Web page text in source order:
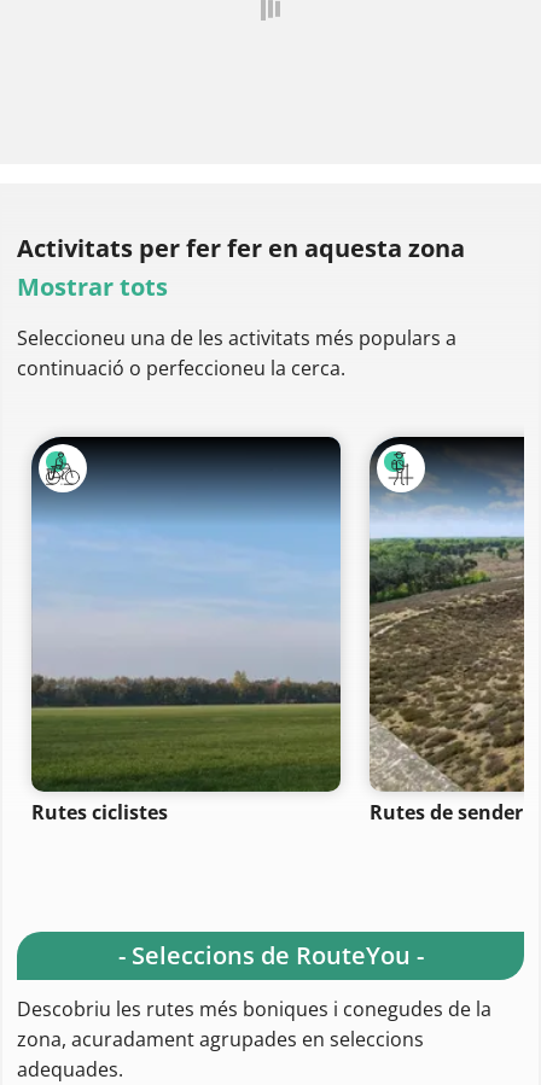
Activitats per ferfer en aquesta zona
Mostrar tots
Seleccioneu una de les activitats més populars a
continuació o perfeccioneu la cerca.
Rutes ciclistes Rutes de
- Seleccions de RouteYou -
Descobriu les rutes més boniques i conegudes de la
zona, acuradament agrupades en seleccions
adequades.